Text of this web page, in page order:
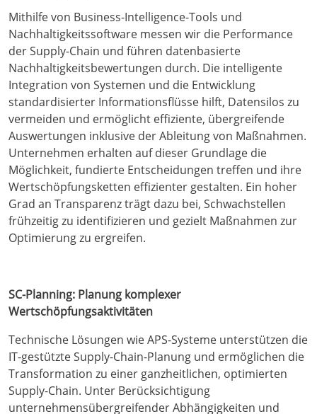
Mithilfe von Business-Intelligence-Tools und
Nachhaltigkeitssoftware messen wir die Performance
der Supply-Chain und führen datenbasierte
Nachhaltigkeitsbewertungen durch. Die intelligente
Integration von Systemen und die Entwicklung
standardisierter Informationsflüsse hilft, Datensilos zu
vermeiden und ermöglicht effiziente, übergreifende
Auswertungen inklusive der Ableitung von Maßnahmen.
Unternehmen erhalten auf dieser Grundlage die
Möglichkeit, fundierte Entscheidungen treffen und ihre
Wertschöpfungsketten effizienter gestalten. Ein hoher
Grad an Transparenz trägt dazu bei, Schwachstellen
frühzeitig zu identifizieren und gezielt Maßnahmen zur
Optimierung zu ergreifen.
SC-Planning: Planung komplexer
Wertschöpfungsaktivitäten
Technische Lösungen wie APS-Systeme unterstützen die
IT-gestützte Supply-Chain-Planung und ermöglichen die
Transformation zu einer ganzheitlichen, optimierten
Supply-Chain. Unter Berücksichtigung
unternehmensübergreifender Abhängigkeiten und